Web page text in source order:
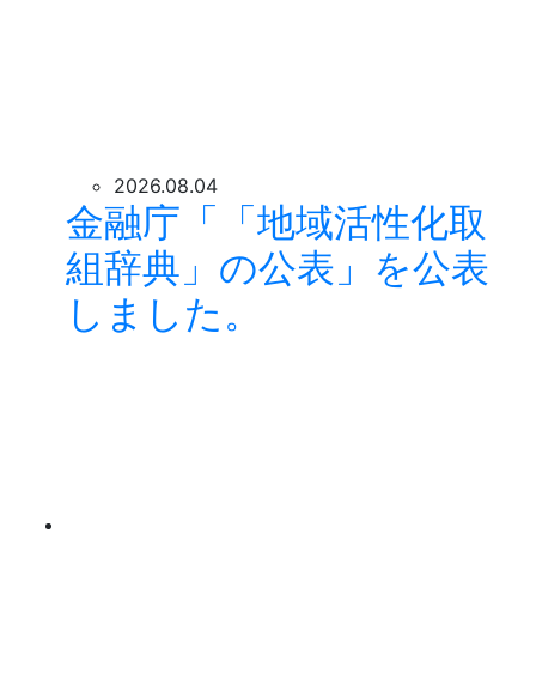
2026.08.04
金融庁「「地域活性化取
組辞典」の公表」を公表
しました。